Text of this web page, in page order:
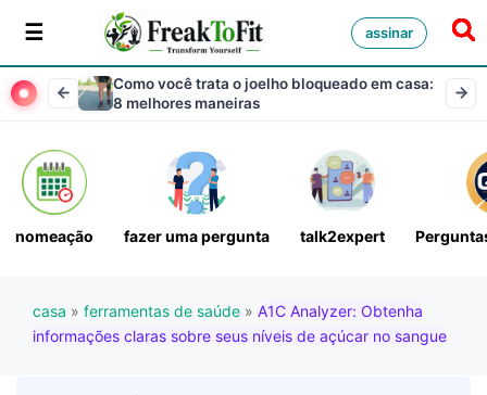
assinar
Como você trata o joelho bloqueado em casa:
8 melhores maneiras
nomeação fazer uma pergunta talk2expert
casa » ferramentas de saúde » A1C Analyzer: Obtenha
informações claras sobre seus níveis de açúcar no sangue